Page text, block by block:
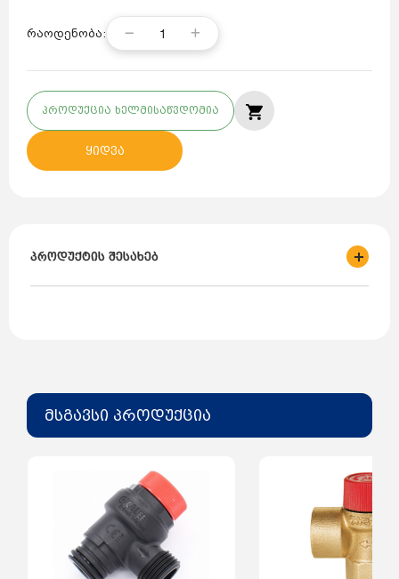
რაოდენობა: 1
პროდუქცია ხელმისაწვდომია
ყიდვა
პროდუქტის შესახებ
მსგავსი პროდუქცია